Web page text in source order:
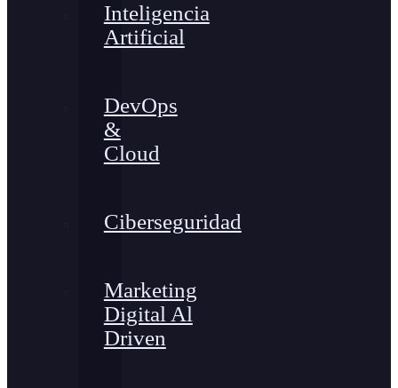
Inteligencia
Artificial
DevOps
&
Cloud
Ciberseguridad
Marketing
Digital Al
Driven